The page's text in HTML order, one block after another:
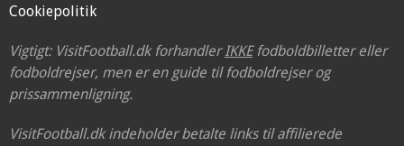
Cookiepolitik
Vigtigt: VisitFootball.dk forhandlerIKKEfodboldbilletter eller
fodboldrejser, men er en guide til fodboldrejser og
prissammenligning.
VisitFootball.dk indeholder betalte links til affilierede